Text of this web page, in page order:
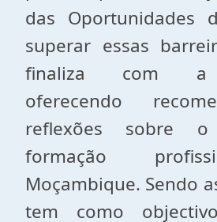
das Oportunidades
superar essas
finaliza com a
oferecendo
reflexões sobre
formação
Moçambique. Sendo
tem como